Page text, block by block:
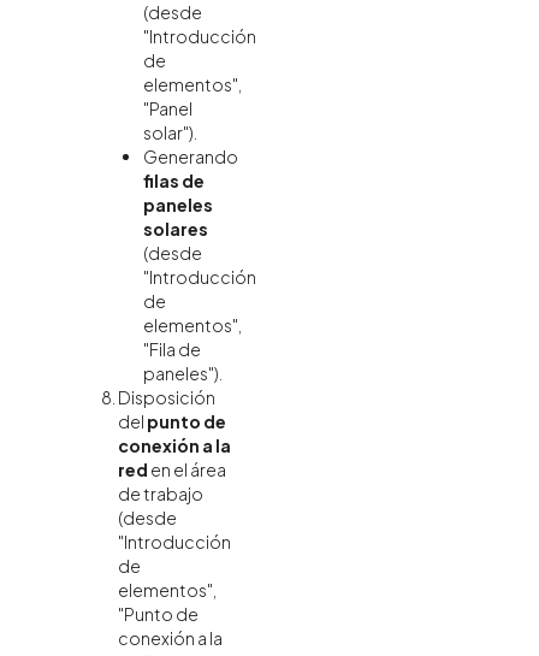
(desde
"Introducción
de
elementos",
"Panel
solar").
Generando
filas de
paneles
solares
(desde
"Introducción
de
elementos",
"Fila de
paneles").
Disposición
del punto de
conexión a la
red en el área
de trabajo
(desde
"Introducción
de
elementos",
"Punto de
conexión a la